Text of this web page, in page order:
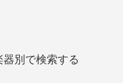
別で検索する